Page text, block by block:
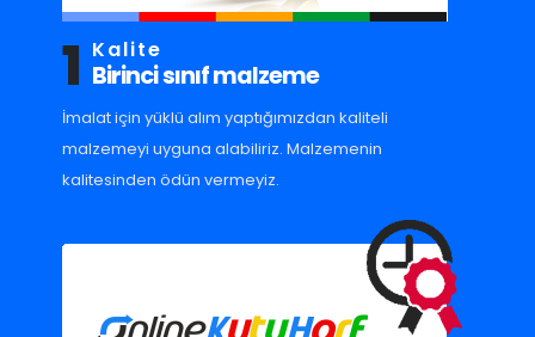
1 Kalite
Birinci sınıf malzeme
İmalat için yüklü alım yaptığımızdan kaliteli
malzemeyi uyguna alabiliriz. Malzemenin
kalitesinden ödün vermeyiz.